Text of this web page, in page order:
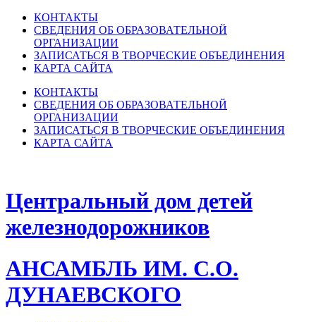
КОНТАКТЫ
СВЕДЕНИЯ ОБ ОБРАЗОВАТЕЛЬНОЙ
ОРГАНИЗАЦИИ
ЗАПИСАТЬСЯ В ТВОРЧЕСКИЕ ОБЪЕДИНЕНИЯ
КАРТА САЙТА
КОНТАКТЫ
СВЕДЕНИЯ ОБ ОБРАЗОВАТЕЛЬНОЙ
ОРГАНИЗАЦИИ
ЗАПИСАТЬСЯ В ТВОРЧЕСКИЕ ОБЪЕДИНЕНИЯ
КАРТА САЙТА
Центральный дом детей
железнодорожников
АНСАМБЛЬ ИМ. С.О.
ДУНАЕВСКОГО